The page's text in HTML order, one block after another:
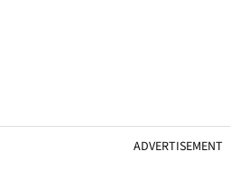
ADVERTISEMENT